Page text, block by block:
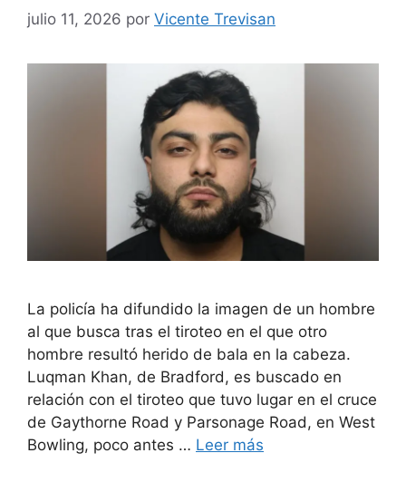
julio 11, 2026 por Vicente Trevisan
La policía ha difundido la imagen de un hombre
al que busca tras el tiroteo en el que otro
hombre resultó herido de bala en la cabeza.
Luqman Khan, de Bradford, es buscado en
relación con el tiroteo que tuvo lugar en el cruce
de Gaythorne Road y Parsonage Road, en West
Bowling, poco antes … Leer más